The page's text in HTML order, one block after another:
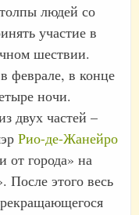
людей со
участие в
шествии.
феврале, в конце
ночи.
двух частей –
Рио-де-Жанейро
от города» на
После этого весь